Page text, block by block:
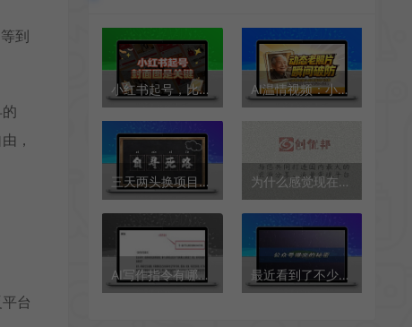
到
，
台
小红书起号，比抖音和视频号都简单 AI温情视频：小成本撬动情感流量
三天两头换项目的，大概率是死路一条 为什么感觉现在的富二代比穷二代更努力
AI写作指令有哪些？怎么写AI提示词？ 最近看到了不少公众号爆文，发现了他们爆款的秘密